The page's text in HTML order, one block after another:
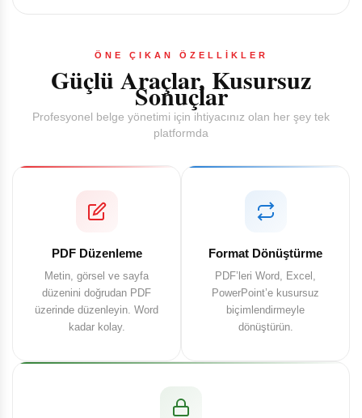
ÖNE ÇIKAN ÖZELLİKLER
Güçlü Araçlar, Kusursuz
Sonuçlar
Profesyonel belge yönetimi için ihtiyacınız olan her şey tek
platformda
PDF Düzenleme
Metin, görsel ve sayfa
düzenini doğrudan PDF
üzerinde düzenleyin. Word
kadar kolay.
Format Dönüştürme
PDF’leri Word, Excel,
PowerPoint’e kusursuz
biçimlendirmeyle
dönüştürün.